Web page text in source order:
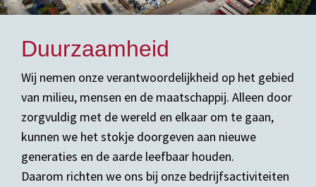
Duurzaamheid
Wij nemen onze verantwoordelijkheid op het gebied
van milieu, mensen en de maatschappij. Alleen door
zorgvuldig met de wereld en elkaar om te gaan,
kunnen we het stokje doorgeven aan nieuwe
generaties en de aarde leefbaar houden.
Daarom richten we ons bij onze bedrijfsactiviteiten